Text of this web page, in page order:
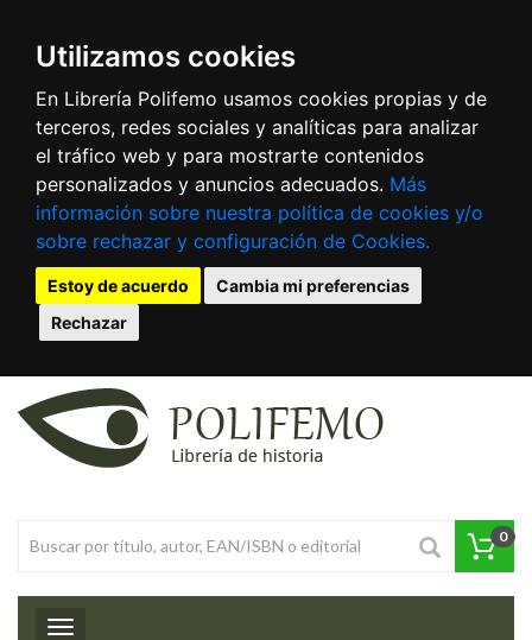
Utilizamos cookies
En Librería Polifemo usamos cookies propias y de
terceros, redes sociales y analíticas para analizar
el tráfico web y para mostrarte contenidos
personalizados y anuncios adecuados. Más
información sobre nuestra política de cookies y/o
sobre rechazar y configuración de Cookies.
Estoy de acuerdo
Cambia mi preferencias
Rechazar
0
Toggle navigation